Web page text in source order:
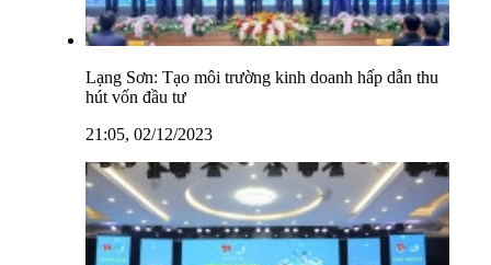
Lạng Sơn: Tạo môi trường kinh doanh hấp dẫn thu
hút vốn đầu tư
21:05, 02/12/2023